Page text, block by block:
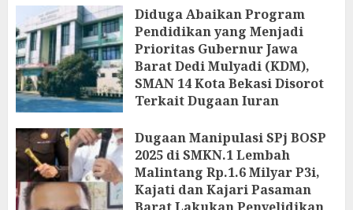
‎Diduga Abaikan Program
Pendidikan yang Menjadi
Prioritas Gubernur Jawa
Barat Dedi Mulyadi (KDM),
SMAN 14 Kota Bekasi Disorot
Terkait Dugaan Iuran
AGUSTUS 9, 2026
Dugaan Manipulasi SPj BOSP
2025 di SMKN.1 Lembah
Malintang Rp.1.6 Milyar P3i,
Kajati dan Kajari Pasaman